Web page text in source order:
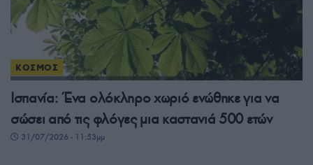
ΚΟΣΜΟΣ
Ισπανία: Ένα ολόκληρο χωριό ενώθηκε για να
σώσει από τις φλόγες μια καστανιά 500 ετών
31/07/2026 - 11:53μμ